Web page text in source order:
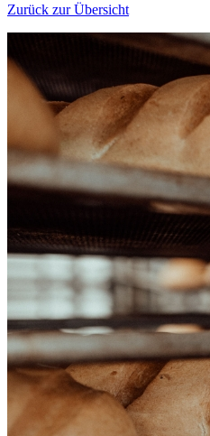
Zurück zur Übersicht